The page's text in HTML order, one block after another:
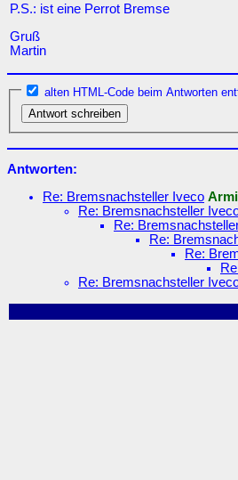
P.S.: ist eine Perrot Bremse
Gruß
Martin
alten HTML-Code beim Antworten
Antworten:
Re: Bremsnachsteller Iveco
Re: Bremsnachsteller
Re:
Re:
Re:
Re: Bremsnachsteller